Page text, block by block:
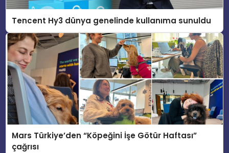
Tencent Hy3 dünya genelinde kullanıma sunuldu
Mars Türkiye’den “Köpeğini İşe Götür Haftası”
çağrısı